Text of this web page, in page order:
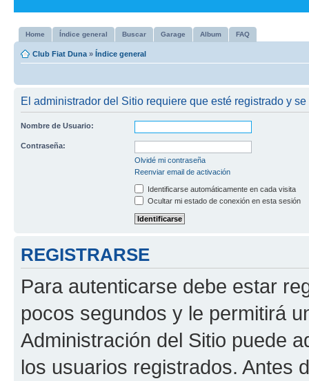
Home Índice general Buscar Garage Album FAQ
Club Fiat Duna » Índice general
El administrador del Sitio requiere que esté registrado y
Nombre de Usuario:
Contraseña:
Olvidé mi contraseña
Reenviar email de activación
Identificarse automáticamente en cada visita
Ocultar mi estado de conexión en esta sesión
REGISTRARSE
Para autenticarse debe estar
pocos segundos y le permitirá
Administración del Sitio puede
los usuarios registrados. Antes